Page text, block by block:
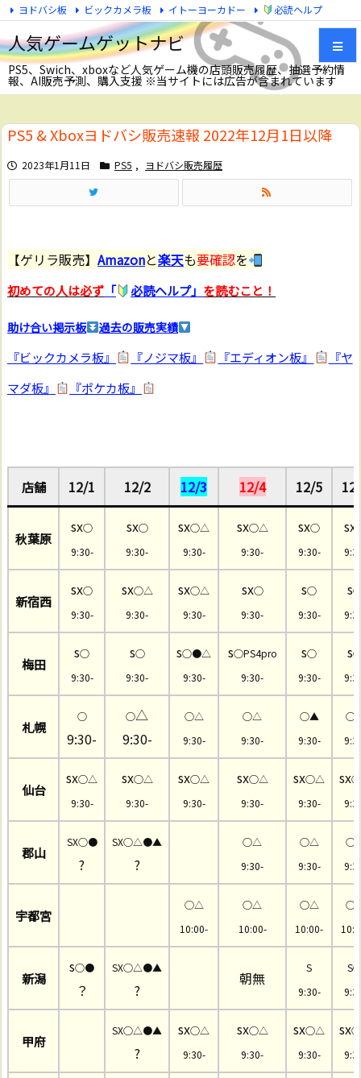
人気ゲームゲットナビ
PS5、Swich、xboxなど人気ゲーム機の店頭販売履歴、抽選予約情
報、AI販売予測、購入支援 ※当サイトには広告が含まれています
メニュ
サイド
前へ
ヨドバシ板 ビックカメラ板 イトーヨーカドー 必読ヘルプ
PS5 & Xboxヨドバシ販売速報 2022年12月1日以降
2023年1月11日 PS5 , ヨドバシ販売履歴
【ゲリラ販売】 Amazonと楽天も要確認を
初めての人は必ず 「 必読ヘルプ」 を読むこと！
助け合い掲示板 過去の販売実績
『ビックカメラ板』 『ノジマ板』 『エディオン板』
『ヤ
マダ板』
『ポケカ板』
店舗 12/1 12/2 12/3 12/4 12/5
秋葉原
sx○
9:30-
sx○
9:30-
sx○△
9:30-
sx○△
9:30-
sx○
9:30-
sx
新宿西
sx○
9:30-
sx○△
9:30-
sx○△
9:30-
sx○
9:30-
s○
9:30-
s
梅田
s○
9:30-
s○
9:30-
s○●△
9:30-
s○PS4pro
9:30-
s○
9:30-
s
札幌
○
9:30-
○△
9:30-
○△
9:30-
○△
9:30-
○▲
9:30-
仙台
sx○△
9:30-
sx○△
9:30-
sx○△
9:30-
sx○△
9:30-
sx○△
9:30-
sx
郡山
SX○●
?
SX○△●▲
?
○△
9:30-
○△
9:30-
宇都宮
◯△
10:00-
○△
10:00-
○△
10:00-
新潟
s○●
？
SX○△●▲
?
朝無
S
9:30-
甲府
SX○△●▲
?
sx○△
9:30-
sx○△
9:30-
sx○△
9:30-
sx